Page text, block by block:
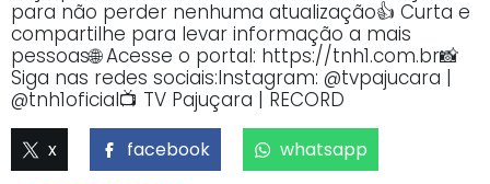
para não perder nenhuma atualização👍 Curta e
compartilhe para levar informação a mais
pessoas🌐 Acesse o portal: https://tnh1.com.br📸
Siga nas redes sociais:Instagram: @tvpajucara |
@tnh1oficial📺 TV Pajuçara | RECORD
x facebook
whatsapp